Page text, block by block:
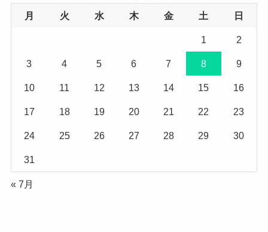
月 火 水 木 金 土 日
1 2
3 4 5 6 7 8 9
10 11 12 13 14 15 16
17 18 19 20 21 22 23
24 25 26 27 28 29 30
31
« 7月